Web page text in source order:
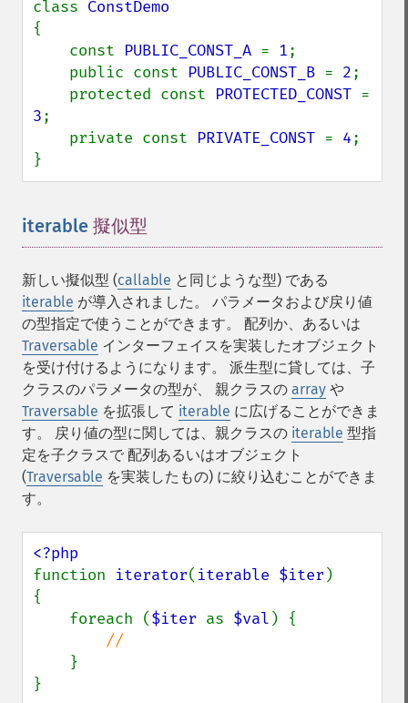
class
{
    const
PUBLIC_CONST_A = 1;
    public const
PUBLIC_CONST_B = 2;
    protected const
PROTECTED_CONST
3;
    private const
PRIVATE_CONST = 4;
}
iterable 擬似型
新しい擬似型 (callable と同じような型) である
iterable が導入されました。 パラメータおよび戻り値
の型指定で使うことができます。 配列か、あるいは
Traversable インターフェイスを実装したオブジェクト
を受け付けるようになります。 派生型に貸しては、子
クラスのパラメータの型が、 親クラスの array や
Traversable を拡張して iterable に広げることができま
す。 戻り値の型に関しては、親クラスの iterable 型指
定を子クラスで 配列あるいはオブジェクト
(Traversable を実装したもの) に絞り込むことができま
す。
function iterator( iterable $iter )
{
    foreach (
$iter as $val ) {
//
}
}